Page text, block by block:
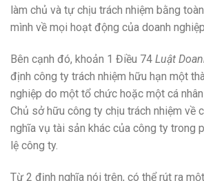
làm chủ và tự chịu trách nhiệm bằng
mình về mọi hoạt động của doanh
Bên cạnh đó, khoản 1 Điều 74 Luật
định công ty trách nhiệm hữu hạn một
nghiệp do một tổ chức hoặc một cá
Chủ sở hữu công ty chịu trách nhiệm về
nghĩa vụ tài sản khác của công ty trong
lệ công ty.
Từ 2 định nghĩa nói trên, có thể rút ra